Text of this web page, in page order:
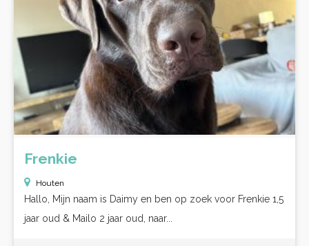
Frenkie
Houten
Hallo, Mijn naam is Daimy en ben op zoek voor Frenkie 1,5
jaar oud & Mailo 2 jaar oud, naar...